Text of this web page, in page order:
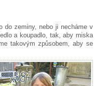
do zeminy, nebo ji necháme v
a koupadlo, tak, aby miska
takovým způsobem, aby se